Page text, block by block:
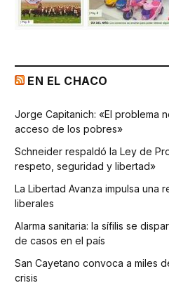
EN EL CHACO
Jorge Capitanich: «El problema
acceso de los pobres»
Schneider respaldó la Ley de
respeto, seguridad y libertad»
La Libertad Avanza impulsa una
liberales
Alarma sanitaria: la sífilis se
de casos en el país
San Cayetano convoca a miles
crisis